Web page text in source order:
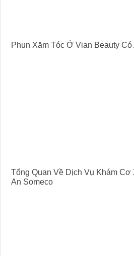
Phun Xăm Tóc Ở Vian Beauty Có
Tổng Quan Về Dịch Vụ Khám
An Someco